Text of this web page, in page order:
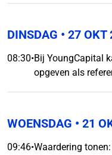
DINSDAG • 27 OKT
08:30•Bij YoungCapital
opgeven als
WOENSDAG • 21
09:46•Waardering